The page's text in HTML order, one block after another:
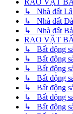
RAO VẶT
↳ Nhà đất
↳ Nhà đất
↳ Nhà đất
RAO VẶT
↳ Bất động
↳ Bất động
↳ Bất động
↳ Bất động
↳ Bất động
↳ Bất động
↳ Bất động